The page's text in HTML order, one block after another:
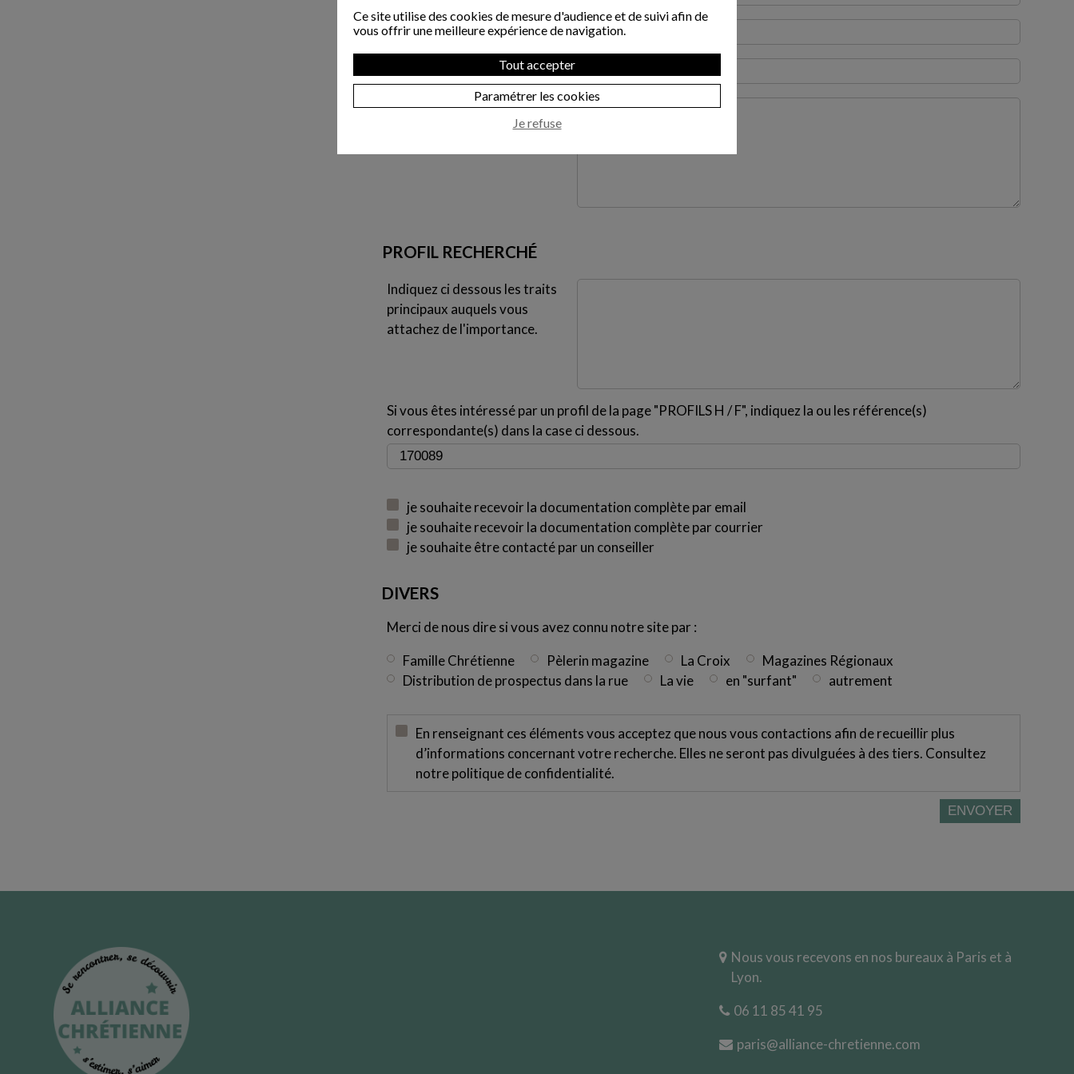
Situation familiale
*
Commentaire
PROFIL RECHERCHÉ
Indiquez ci dessous les traits
principaux auquels vous
attachez de l'importance.
Si vous êtes intéressé par un profil de la page "PROFILS H / F", indiquez la ou les référence(s)
correspondante(s) dans la case ci dessous.
je souhaite recevoir la documentation complète par email
je souhaite recevoir la documentation complète par courrier
je souhaite être contacté par un conseiller
DIVERS
Merci de nous dire si vous avez connu notre site par :
Famille Chrétienne
Pèlerin magazine La Croix
Magazines Régionaux
Distribution de prospectus dans la rue
La vie en "surfant" autrement
En renseignant ces éléments vous acceptez que nous vous contactions afin de recueillir plus
d’informations concernant votre recherche. Elles ne seront pas divulguées à des tiers. Consultez
notrepolitique de confidentialité.
Nous vous recevons en nos bureaux à Paris et à
Lyon.
06 11 85 41 95
paris@alliance-chretienne.com
Ce site utilise des cookies de mesure d'audience et de suivi afin de
vous offrir une meilleure expérience de navigation.
Tout accepter
Paramétrer les cookies
Je refuse